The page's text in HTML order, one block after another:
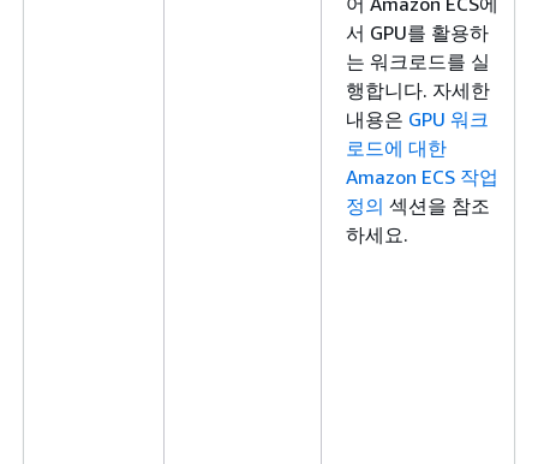
서 GPU를 활용하
는 워크로드를 실
행합니다. 자세한
내용은 GPU 워크
로드에 대한
Amazon ECS 작업
정의 섹션을 참조
하세요.